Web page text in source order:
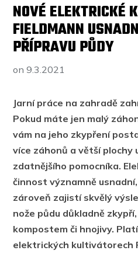
NOVÉ ELEKTRICKÉ
FIELDMANN
PŘÍPRAVU PŮDY
on9.3.2021
Jarní práce na zahradě
Pokud máte jen malý
vám na jeho zkypření
více záhonů a větší plochy
zdatnějšího pomocníka.
činnost významně
zároveň zajistí skvělý
nože půdu důkladně
kompostem či hnojivy.
elektrických kultivátorech